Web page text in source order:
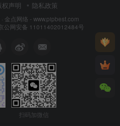
权声明 隐私政策
金点网络 - www.pipbest.com
公网安备 11011402012484号
扫码加微信